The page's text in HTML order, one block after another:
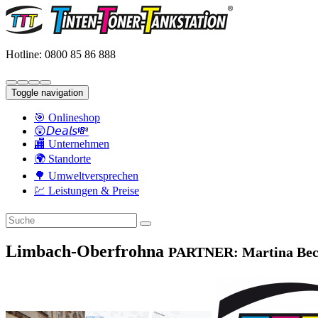
Hotline: 0800 85 86 888
Toggle navigation
🎯 Onlineshop
😲𝘋𝘦𝘢𝘭𝘴💸
🏬 Unternehmen
🌍 Standorte
🌳 Umweltversprechen
💹 Leistungen & Preise
Limbach-Oberfrohna PARTNER: Martina